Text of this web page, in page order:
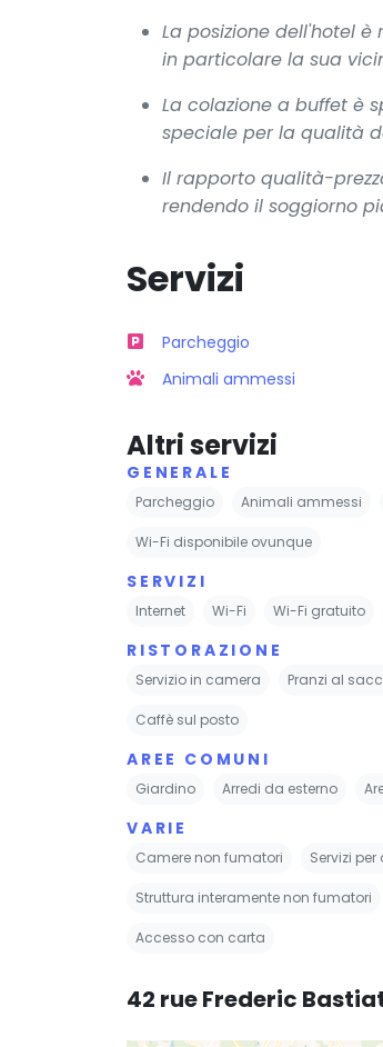
La posizione dell'hotel
in particolare la sua
La colazione a buffet è
speciale per la qualità
Il rapporto qualità-
rendendo il soggiorno
Servizi
Parcheggio
Animali ammessi
Altri servizi
GENERALE
Parcheggio Animali ammessi
Wi-Fi disponibile ovunque
SERVIZI
Internet Wi-Fi Wi-Fi gratuito
RISTORAZIONE
Servizio in camera Pranzi al
Caffè sul posto
AREE COMUNI
Giardino Arredi da esterno
VARIE
Camere non fumatori Servizi
Struttura interamente non fumatori
Accesso con carta
42 rue Frederic